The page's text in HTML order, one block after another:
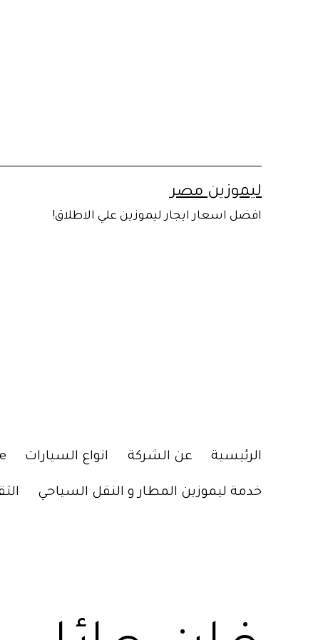
ليموزين مصر
افضل اسعار ايجار ليموزين علي الاطلاق!
الرئيسية عن الشركة انواع السيارات
خدمة ليموزين المطار و النقل السياحي